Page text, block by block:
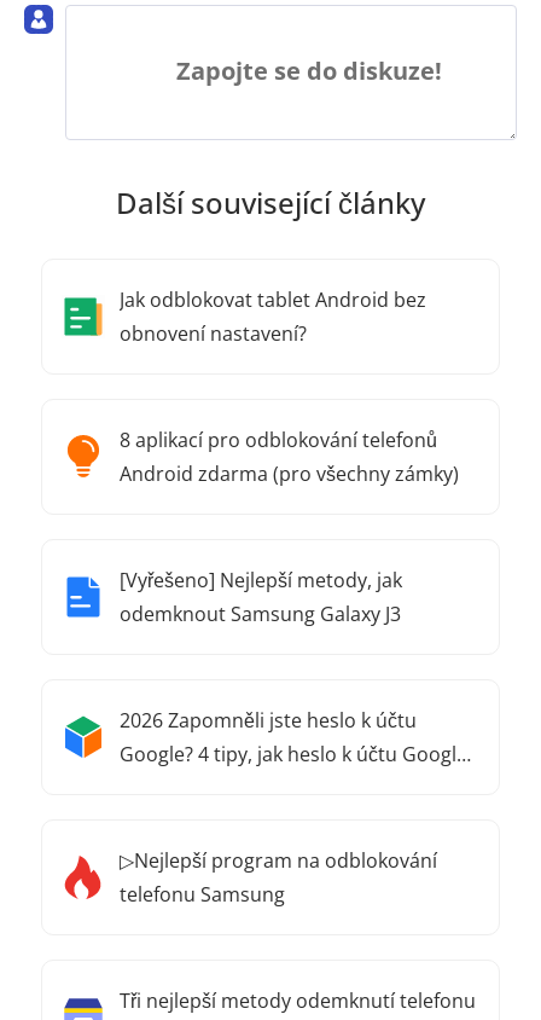
Zapojte se do diskuze!
Další související články
Jak odblokovat tablet Android bez
obnovení nastavení?
8 aplikací pro odblokování telefonů
Android zdarma (pro všechny zámky)
[Vyřešeno] Nejlepší metody, jak
odemknout Samsung Galaxy J3
2026 Zapomněli jste heslo k účtu
Google? 4 tipy, jak heslo k účtu Google
▷Nejlepší program na odblokování
telefonu Samsung
Tři nejlepší metody odemknutí telefonu